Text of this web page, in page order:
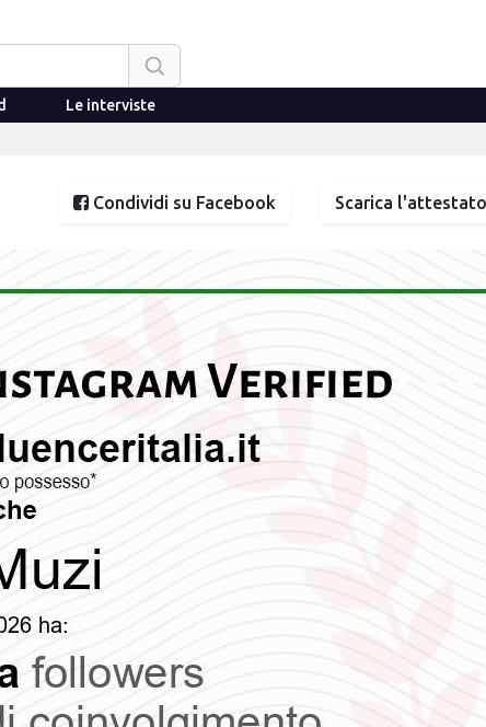
Le interviste
Condividi su Facebook Scarica l'attestato